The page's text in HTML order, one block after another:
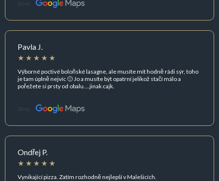
Zdroj:
Pavla J.
Výborné poctivé boloňské lasagne, ale musíte mít hodně rádi sýr, toho
je tam úplně nejvíc 🙂 Jo a musíte být opatrní jelikož stačí málo a
pořežete si prsty od obalu....jinak cajk.
Zdroj:
Ondřej P.
Vynikající pizza. Zatím rozhodně nejlepší v Malešicích.